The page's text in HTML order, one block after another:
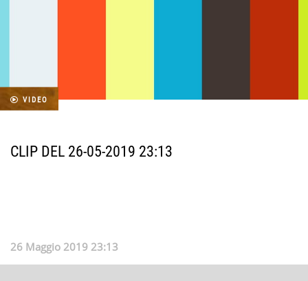
VIDEO
CLIP DEL 26-05-2019 23:13
26 Maggio 2019 23:13